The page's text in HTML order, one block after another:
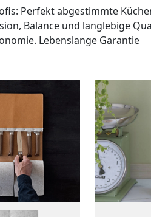
Perfekt abgestimmte
Balance und langlebige
Lebenslange Garantie